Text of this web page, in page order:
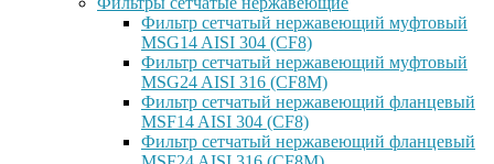
Фильтр сетчатый нержавеющий муфтовый
MSG14 AISI 304 (CF8)
Фильтр сетчатый нержавеющий муфтовый
MSG24 AISI 316 (CF8M)
Фильтр сетчатый нержавеющий фланцевый
MSF14 AISI 304 (CF8)
Фильтр сетчатый нержавеющий фланцевый